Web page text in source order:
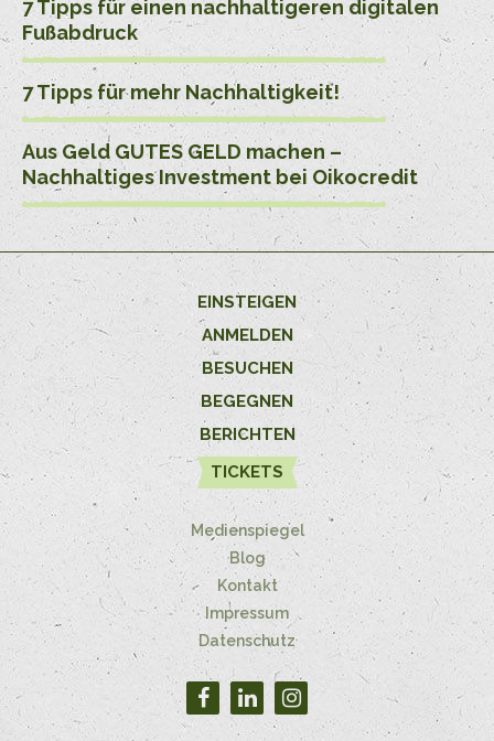
7 Tipps für einen nachhaltigeren digitalen
Fußabdruck
7 Tipps für mehr Nachhaltigkeit!
Aus Geld GUTES GELD machen –
Nachhaltiges Investment bei Oikocredit
EINSTEIGEN
ANMELDEN
BESUCHEN
BEGEGNEN
BERICHTEN
TICKETS
Medienspiegel
Blog
Kontakt
Impressum
Datenschutz